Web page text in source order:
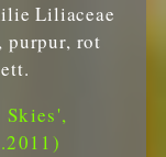
Liliaceae
purpur, rot
Skies',